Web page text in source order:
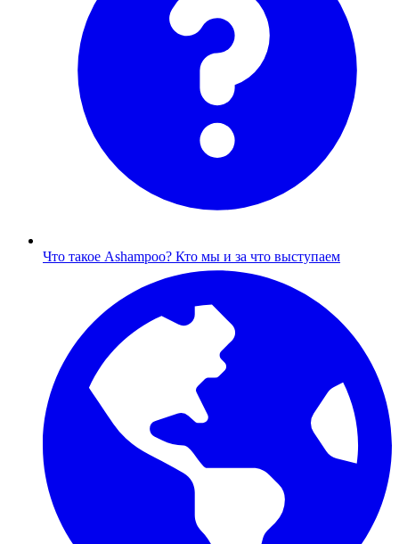
Что такое Ashampoo? Кто мы и за что выступаем